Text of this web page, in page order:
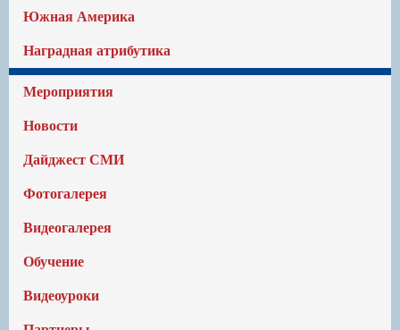
Южная Америка
Наградная атрибутика
Мероприятия
Новости
Дайджест СМИ
Фотогалерея
Видеогалерея
Обучение
Видеоуроки